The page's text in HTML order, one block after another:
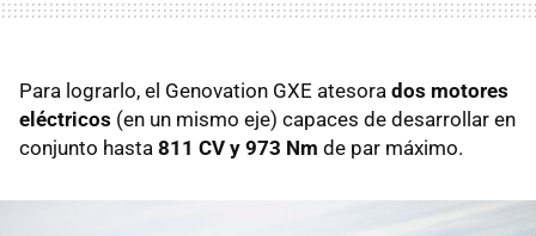
Para lograrlo, el Genovation GXE atesora dos motores
eléctricos (en un mismo eje) capaces de desarrollar en
conjunto hasta 811 CV y 973 Nm de par máximo.